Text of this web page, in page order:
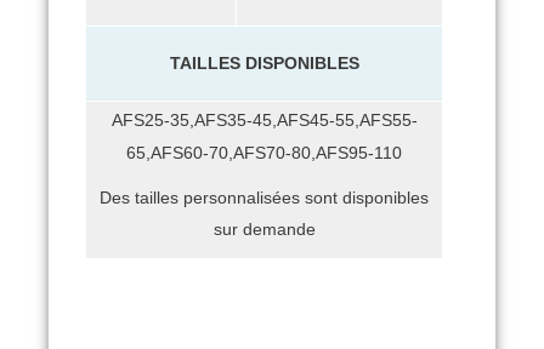
TAILLES DISPONIBLES
AFS25-35,AFS35-45,AFS45-55,AFS55-
65,AFS60-70,AFS70-80,AFS95-110
Des tailles personnalisées sont disponibles
sur demande